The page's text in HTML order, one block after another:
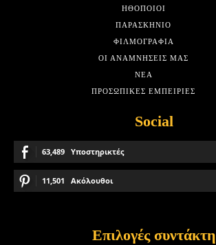
HΘΟΠΟΙΟΊ
ΠΑΡΑΣΚΉΝΙΟ
ΦΙΛΜΟΓΡΑΦΊΑ
ΟΙ ΑΝΑΜΝΉΣΕΙΣ ΜΑΣ
ΝΈΑ
ΠΡΟΣΩΠΙΚΈΣ ΕΜΠΕΙΡΊΕΣ
Social
63,489 Υποστηρικτές
11,501 Ακόλουθοι
Επιλογές συντάκτη